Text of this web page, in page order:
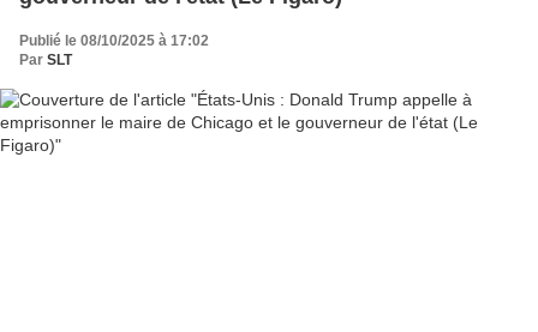
Publié le 08/10/2025 à 17:02
Par SLT